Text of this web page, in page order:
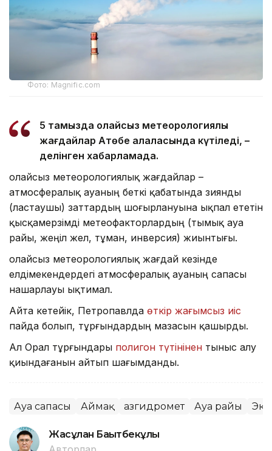
Фото: Magnific.com
5 тамызда қолайсыз метеорологиялық
жағдайлар Ақтөбе қалаласында күтіледі, –
делінген хабарламада.
Қолайсыз метеорологиялық жағдайлар –
атмосфералық ауаның беткі қабатында зиянды
(ластаушы) заттардың шоғырлануына ықпал ететін
қысқамерзімді метеофакторлардың (тымық ауа
райы, жеңіл жел, тұман, инверсия) жиынтығы.
Қолайсыз метеорологиялық жағдай кезінде
елдімекендердегі атмосфералық ауаның сапасы
нашарлауы ықтимал.
Айта кетейік, Петропавлда өткір жағымсыз иіс
пайда болып, тұрғындардың мазасын қашырды.
Ал Орал тұрғындары полигон түтінінен тыныс алу
қиындағанын айтып шағымданды.
Ауа сапасы Аймақ Қазгидромет Ауа райы
Жасұлан Бақытбекұлы